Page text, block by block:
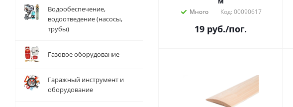
Много Код: 00090617
19 руб./пог.
Водообеспечение,
водоотведение (насосы,
трубы)
Газовое оборудование
Гаражный инструмент и
оборудование